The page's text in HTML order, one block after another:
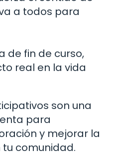
a todos para
de fin de curso,
real en la vida
son una
para
y mejorar la
comunidad.